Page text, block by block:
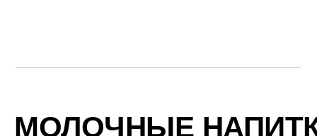
МОЛОЧНЫЕ